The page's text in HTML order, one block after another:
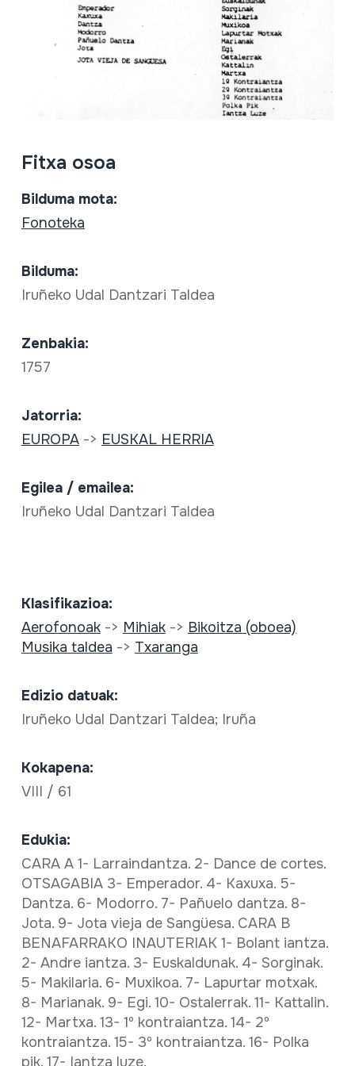
Fitxa osoa
Bilduma mota:
Fonoteka
Bilduma:
Iruñeko Udal Dantzari Taldea
Zenbakia:
1757
Jatorria:
EUROPA-> EUSKAL HERRIA
Egilea / emailea:
Iruñeko Udal Dantzari Taldea
Klasifikazioa:
Aerofonoak-> Mihiak-> Bikoitza (oboea)
Musika taldea -> Txaranga
Edizio datuak:
Iruñeko Udal Dantzari Taldea; Iruña
Kokapena:
VIII / 61
Edukia:
CARA A 1- Larraindantza. 2- Dance de cortes.
OTSAGABIA 3- Emperador. 4- Kaxuxa. 5-
Dantza. 6- Modorro. 7- Pañuelo dantza. 8-
Jota. 9- Jota vieja de Sangüesa. CARA B
BENAFARRAKO INAUTERIAK 1- Bolant iantza.
2- Andre iantza. 3- Euskaldunak. 4- Sorginak.
5- Makilaria. 6- Muxikoa. 7- Lapurtar motxak.
8- Marianak. 9- Egi. 10- Ostalerrak. 11- Kattalin.
12- Martxa. 13- 1º kontraiantza. 14- 2º
kontraiantza. 15- 3º kontraiantza. 16- Polka
pik. 17- Iantza luze.